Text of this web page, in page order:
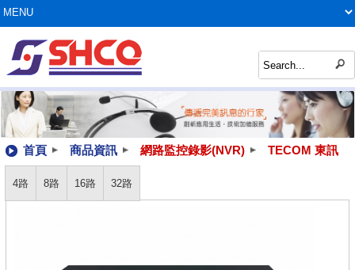
首頁 商品資訊 網路監控錄影(NVR) TECOM 東訊
4路 8路 16路 32路